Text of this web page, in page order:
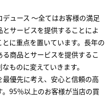
ュース ～全てはお客様の満足
サービスを提供することによ
に重点を置いています。長年の
商品とサービスを提供するこ
ものに変えていきます。
優先に考え、安心と信頼の高
95％以上のお客様が当店の買